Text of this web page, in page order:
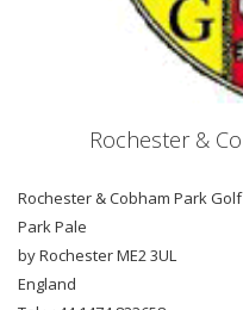
Rochester &
Rochester & Cobham Park
Park Pale
by Rochester ME2 3UL
England